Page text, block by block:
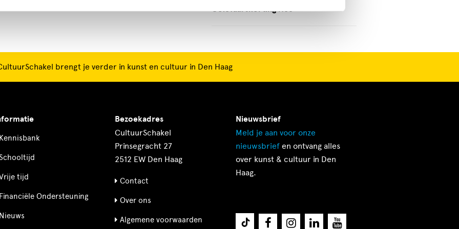
OoievaarskortingNee
brengt je verder in kunst en cultuur in Den Haag
tijd
Ondersteuning
Bezoekadres
CultuurSchakel
Prinsegracht 27
2512 EW Den Haag
Contact
Over ons
Algemene voorwaarden
Nieuwsbrief
Meld je aan voor onze
nieuwsbrief en ontvang alles
over kunst & cultuur in Den
Haag.